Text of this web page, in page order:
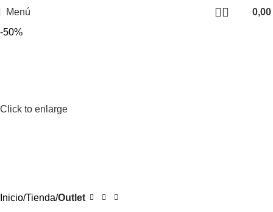
Menú
0,00
-50%
Click to enlarge
Inicio Tienda Outlet